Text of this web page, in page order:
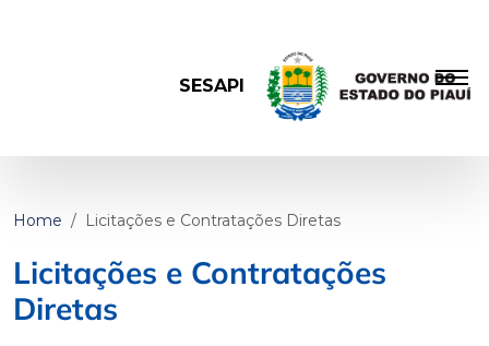
SESAPI
Home Licitações e Contratações Diretas
Licitações e Contratações
Diretas